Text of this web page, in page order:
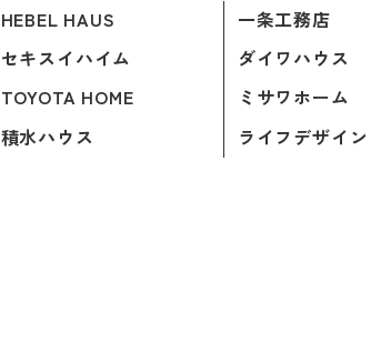
HEBEL HAUS
一条工務店
セキスイハイム
ダイワハウス
TOYOTA HOME
ミサワホーム
積水ハウス
ライフデザイ